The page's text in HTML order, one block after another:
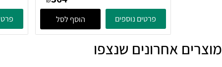
פח פדל Nova - אפור בהיר
382070 Soft Grey Zone
Zone Denmark